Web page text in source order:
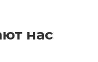
нас